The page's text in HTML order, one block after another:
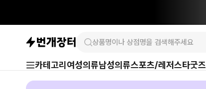
카테고리 여성의류남성의류스포츠/레저스타굿즈